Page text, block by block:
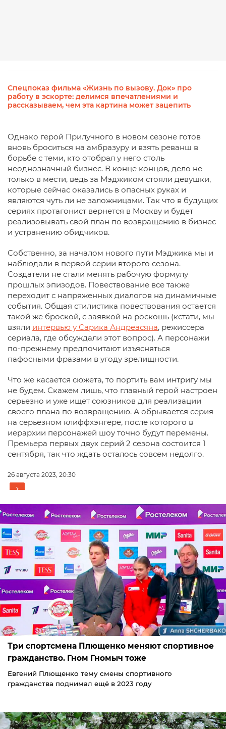
Спецпоказ фильма «Жизнь по вызову. Док» про
работу в эскорте: делимся впечатлениями и
рассказываем, чем эта картина может зацепить
Однако герой Прилучного в новом сезоне готов
вновь броситься на амбразуру и взять реванш в
борьбе с теми, кто отобрал у него столь
неоднозначный бизнес. В конце концов, дело не
только в мести, ведь за Мэджиком стояли девушки,
которые сейчас оказались в опасных руках и
являются чуть ли не заложницами. Так что в будущих
сериях протагонист вернется в Москву и будет
реализовывать свой план по возвращению в бизнес
и устранению обидчиков.
Собственно, за началом нового пути Мэджика мы и
наблюдали в первой серии второго сезона.
Создатели не стали менять рабочую формулу
прошлых эпизодов. Повествование все также
переходит с напряженных диалогов на динамичные
события. Общая стилистика повествования остается
такой же броской, с заявкой на роскошь (кстати, мы
взяли интервью у Сарика Андреасяна, режиссера
сериала, где обсуждали этот вопрос). А персонажи
по-прежнему предпочитают изъясняться
пафосными фразами в угоду зрелищности.
Что же касается сюжета, то портить вам интригу мы
не будем. Скажем лишь, что главный герой настроен
серьезно и уже ищет союзников для реализации
своего плана по возвращению. А обрывается серия
на серьезном клиффхэнгере, после которого в
иерархии персонажей шоу точно будут перемены.
Премьера первых двух серий 2 сезона состоится 1
сентября, так что ждать осталось совсем недолго.
26 августа 2023, 20:30
Три спортсмена Плющенко меняют спортивное
гражданство. Гном Гномыч тоже
Евгений Плющенко тему смены спортивного
гражданства поднимал ещё в 2023 году